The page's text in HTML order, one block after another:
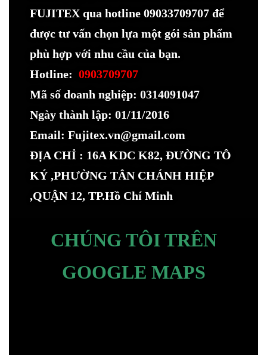
FUJITEX qua hotline 09033709707 để
được tư vấn chọn lựa một gói sản phẩm
phù hợp với nhu cầu của bạn.
Hotline: 0903709707
Mã số doanh nghiệp: 0314091047
Ngày thành lập: 01/11/2016
Email: Fujitex.vn@gmail.com
ĐỊA CHỈ : 16A KDC K82, ĐƯỜNG TÔ
KÝ ,PHƯỜNG TÂN CHÁNH HIỆP
,QUẬN 12, TP.Hồ Chí Minh
CHÚNG TÔI TRÊN
GOOGLE MAPS